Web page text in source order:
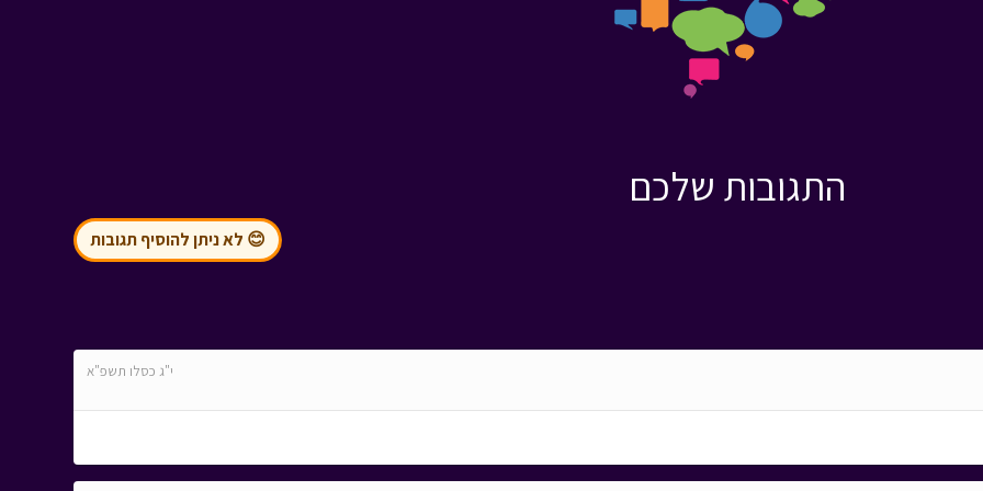
התגובות שלכם
😊 לא ניתן להוסיף תגובות
י"ג כסלו תשפ"א